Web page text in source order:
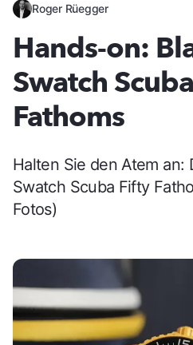
Roger Rüegger
Hands-on:
Swatch
Fathoms
Halten Sie den Atem an:
Swatch Scuba Fifty
Fotos)